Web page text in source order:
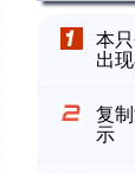
本
出
复
示